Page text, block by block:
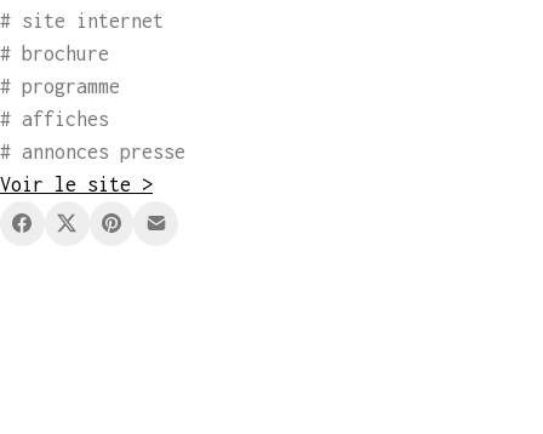
# site internet
# brochure
# programme
# affiches
# annonces presse
Voir le site >